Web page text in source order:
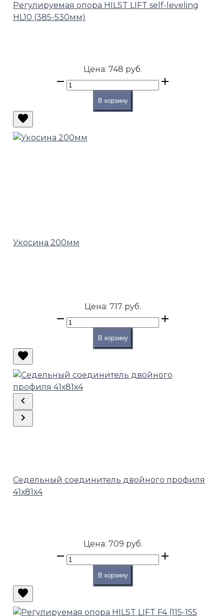
Регулируемая опора HILST LIFT self-leveling
HL10 (385-530мм)
Цена: 748 руб.
В корзину
Укосина 200мм
Цена: 717 руб.
В корзину
Седельный соединитель двойного профиля
41х81х4
Цена: 709 руб.
В корзину